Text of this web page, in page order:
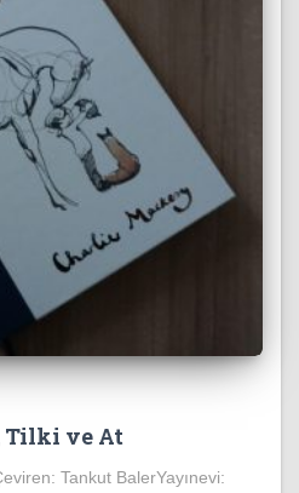
Tilki ve At
Tankut BalerYayınevi: